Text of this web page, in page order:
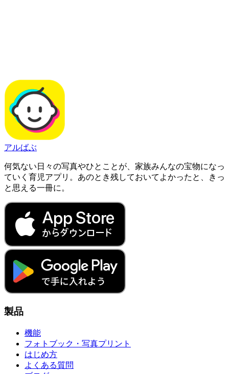
アルばぶ
何気ない日々の写真やひとことが、家族みんなの宝物になっ
ていく育児アプリ。あのとき残しておいてよかったと、きっ
と思える一冊に。
製品
機能
フォトブック・写真プリント
はじめ方
よくある質問